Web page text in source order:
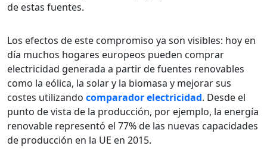
de estas fuentes.
Los efectos de este compromiso ya son visibles: hoy en
día muchos hogares europeos pueden comprar
electricidad generada a partir de fuentes renovables
como la eólica, la solar y la biomasa y mejorar sus
costes utilizando comparador electricidad. Desde el
punto de vista de la producción, por ejemplo, la energía
renovable representó el 77% de las nuevas capacidades
de producción en la UE en 2015.